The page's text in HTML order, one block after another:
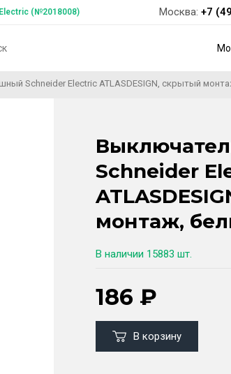
(№2018008) Москва: +7
Schneider Electric ATLASDESIGN, скрытый
Schneider
монтаж,
В наличии 15883 шт.
186 ₽
В корзину